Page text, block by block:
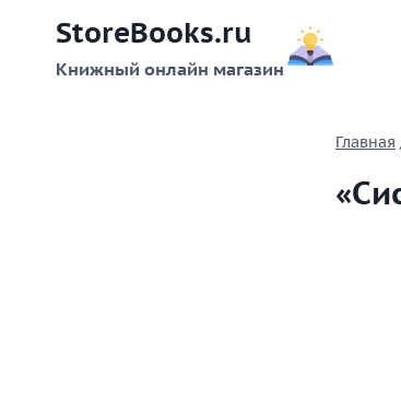
содержимому
StoreBooks.ru
Книжный онлайн магазин
Главная